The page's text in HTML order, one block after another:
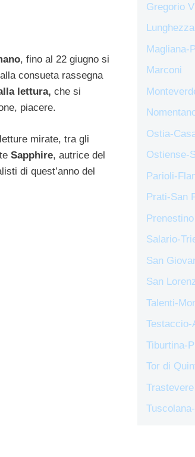
, fino al 22 giugno si
consueta rassegna
lettura, che si
piacere.
mirate, tra gli
Sapphire, autrice del
di quest’anno del
Gregorio
Lunghezza
Magliana-
Marconi
Ostia-
Ostiense-
Parioli-
Prati-San
Prenestino
Salario-
San
San
Talenti-
Testaccio-
Tiburtina-
Tor di
Trastevere